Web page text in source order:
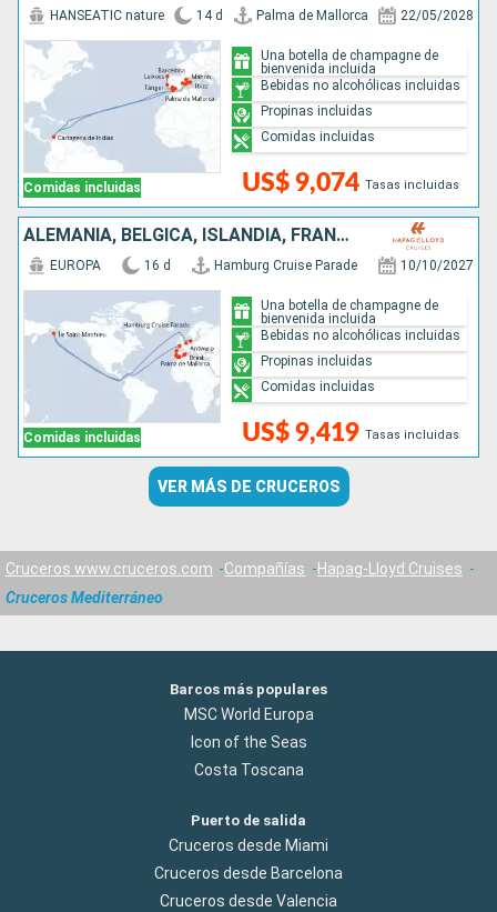
Comidas incluidas
HANSEATIC nature 14 d Palma de Mallorca 22/05/2028
US$ 9,074 Tasas incluidas
Una botella de champagne de
bienvenida incluida
Bebidas no alcohólicas incluidas
Propinas incluidas
Comidas incluidas
ALEMANIA, BÉLGICA, ISLANDIA, FRANCIA, PORTUGAL, ESPAÑA
Comidas incluidas
EUROPA 16 d Hamburg Cruise Parade 10/10/2027
US$ 9,419 Tasas incluidas
Una botella de champagne de
bienvenida incluida
Bebidas no alcohólicas incluidas
Propinas incluidas
Comidas incluidas
VER MÁS DE CRUCEROS
Cruceros www.cruceros.com Compañías
Hapag-Lloyd Cruises
Cruceros Mediterráneo
Barcos más populares
MSC World Europa
Icon of the Seas
Costa Toscana
Puerto de salida
Cruceros desde Miami
Cruceros desde Barcelona
Cruceros desde Valencia